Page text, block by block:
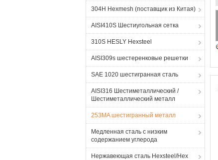
304H Hexmesh (поставщик из Китая)
AISI410S Шестиугольная сетка
310S HESLY Hexsteel
AISI309s шестеренковые решетки
SAE 1020 шестигранная сталь
AISI316 Шестиметаллический /
Шестиметаллический металл
253MA шестигранный металл
Медленная сталь с низким
содержанием углерода
Нержавеющая сталь Hexsteel/Hex